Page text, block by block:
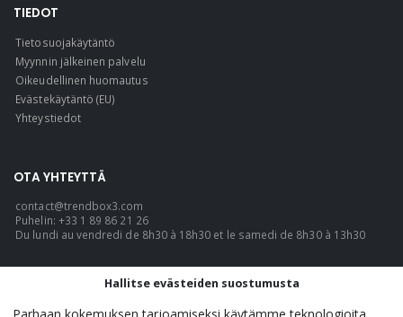
TIEDOT
Tietosuojakäytäntö
Myynnin jälkeinen palvelu
Oikeudellinen huomautus
Evästekäytäntö (EU)
Yhteystiedot
OTA YHTEYTTÄ
contact@trendbox3.com
Puhelin: +33 1 89 86 21 26
Du lundi au vendredi de 8h30 à 18h30 et le samedi de 8h30 à 13h30
Hallitse evästeiden suostumusta